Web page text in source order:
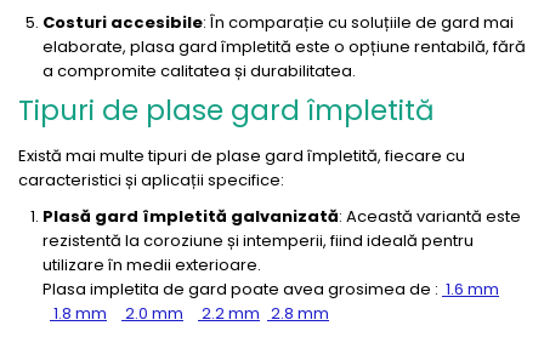
Costuri accesibile: În comparație cu soluțiile de gard mai
elaborate, plasa gard împletită este o opțiune rentabilă, fără
a compromite calitatea și durabilitatea.
Tipuri de plase gard împletită
Există mai multe tipuri de plase gard împletită, fiecare cu
caracteristici și aplicații specifice:
Plasă gard împletită galvanizată: Această variantă este
rezistentă la coroziune și intemperii, fiind ideală pentru
utilizare în medii exterioare.
Plasa impletita de gard poate avea grosimea de : 1.6 mm
1.8 mm
2.0 mm 2.2 mm 2.8 mm